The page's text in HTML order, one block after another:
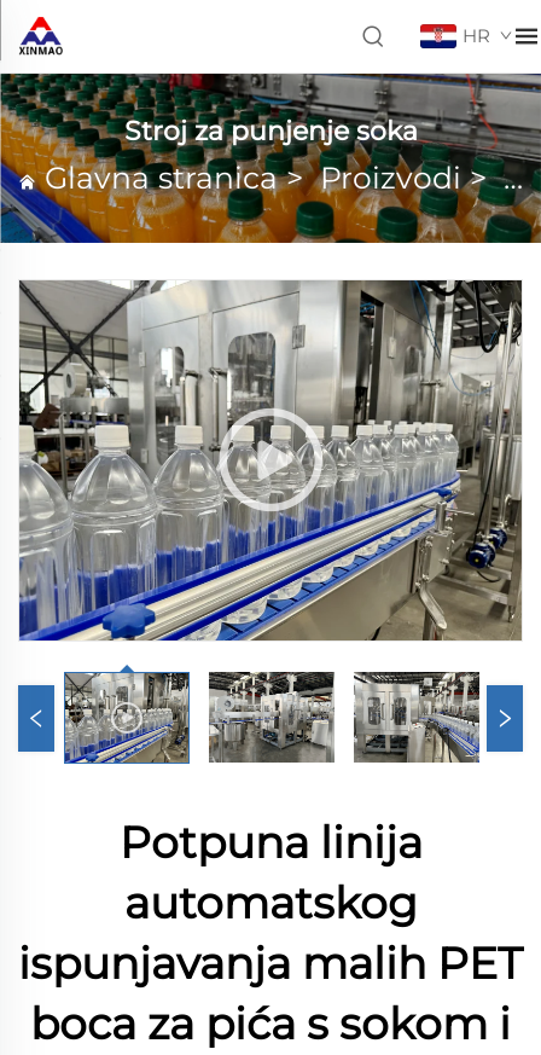
HR
Stroj za punjenje soka
Glavna stranica>Proizvodi>
Potpuna linija
automatskog
ispunjavanja malih PET
boca za pića s sokom i